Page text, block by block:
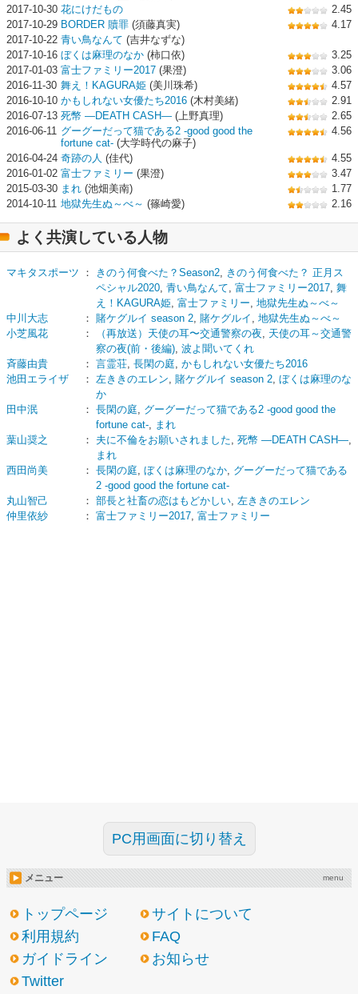
2017-10-30 花にけだもの
2.45
2017-10-29 BORDER 贖罪 (須藤真実)
4.17
2017-10-22 青い鳥なんて (吉井なずな)
2017-10-16 ぼくは麻理のなか (柿口依)
3.25
2017-01-03 富士ファミリー2017 (果澄)
3.06
2016-11-30 舞え！KAGURA姫 (美川珠希)
4.57
2016-10-10 かもしれない女優たち2016 (木村美緒)
2.91
2016-07-13 死幣 ―DEATH CASH― (上野真理)
2.65
2016-06-11 グーグーだって猫である2 -good good the
fortune cat- (大学時代の麻子)
4.56
2016-04-24 奇跡の人 (佳代)
4.55
2016-01-02 富士ファミリー (果澄)
3.47
2015-03-30 まれ (池畑美南)
1.77
2014-10-11 地獄先生ぬ～べ～ (篠崎愛) 2.16
よく共演している人物
マキタスポーツ ： きのう何食べた？Season2, きのう何食べた？ 正月ス
ペシャル2020, 青い鳥なんて, 富士ファミリー2017, 舞
え！KAGURA姫, 富士ファミリー, 地獄先生ぬ～べ～
中川大志
： 賭ケグルイ season 2, 賭ケグルイ , 地獄先生ぬ～べ～
小芝風花
： （再放送）天使の耳〜交通警察の夜, 天使の耳～交通警
察の夜(前・後編), 波よ聞いてくれ
斉藤由貴
： 言霊荘, 長閑の庭, かもしれない女優たち2016
池田エライザ
： 左ききのエレン, 賭ケグルイ season 2, ぼくは麻理のな
か
田中泯
： 長閑の庭, グーグーだって猫である2 -good good the
fortune cat-, まれ
葉山奨之
： 夫に不倫をお願いされました, 死幣 ―DEATH CASH―,
まれ
西田尚美
： 長閑の庭, ぼくは麻理のなか, グーグーだって猫である
2 -good good the fortune cat-
丸山智己
： 部長と社畜の恋はもどかしい, 左ききのエレン
仲里依紗
： 富士ファミリー2017, 富士ファミリー
PC用画面に切り替え
メニュー menu
トップページ
サイトについて
利用規約
FAQ
ガイドライン
お知らせ
Twitter